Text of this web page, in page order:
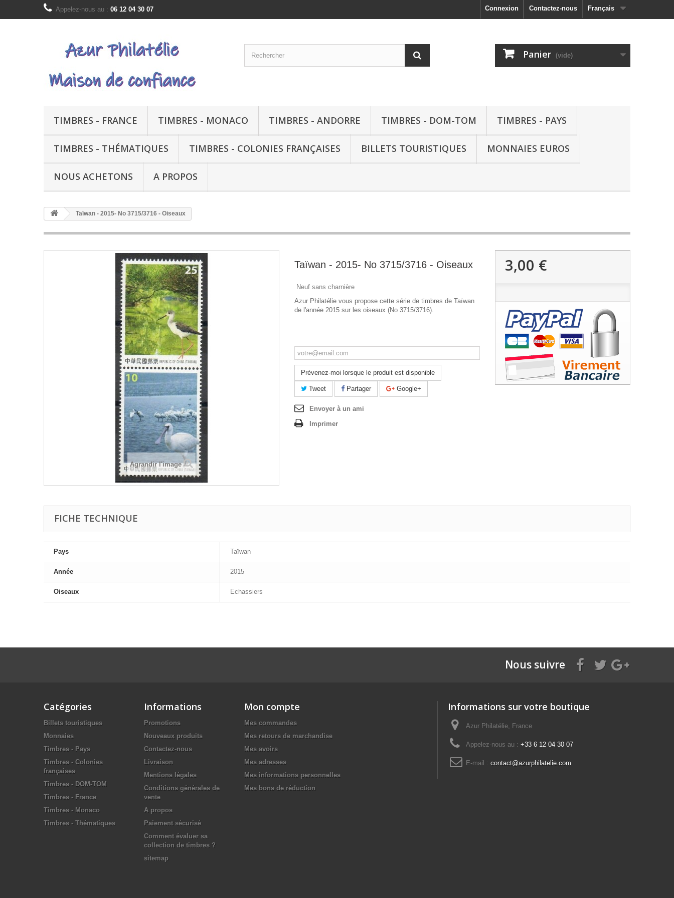
Français
Contactez-nous
Appelez-nous au : 06 12 04 30 07 Connexion
Panier (vide)
TIMBRES - FRANCE TIMBRES - MONACO TIMBRES - ANDORRE TIMBRES - DOM-TOM TIMBRES - PAYS
TIMBRES - THÉMATIQUES TIMBRES - COLONIES FRANÇAISES BILLETS TOURISTIQUES MONNAIES EUROS
NOUS ACHETONS A PROPOS
Taïwan - 2015- No 3715/3716 - Oiseaux
Agrandir l'image
Taïwan - 2015- No 3715/3716 - Oiseaux
Neuf sans charnière
Azur Philatélie vous propose cette série de timbres de Taïwan
de l'année 2015 sur les oiseaux (No 3715/3716).
Prévenez-moi lorsque le produit est disponible
Tweet Partager Google+
Envoyer à un ami
Imprimer
3,00 €
FICHE TECHNIQUE
Pays Taïwan
Année 2015
Oiseaux Echassiers
Nous suivre
Catégories
Billets touristiques
Monnaies
Timbres - Pays
Timbres - Colonies
françaises
Timbres - DOM-TOM
Timbres - France
Timbres - Monaco
Timbres - Thématiques
Informations
Promotions
Nouveaux produits
Contactez-nous
Livraison
Mentions légales
Conditions générales de
vente
A propos
Paiement sécurisé
Comment évaluer sa
collection de timbres ?
sitemap
Mon compte
Mes commandes
Mes retours de marchandise
Mes avoirs
Mes adresses
Mes informations personnelles
Mes bons de réduction
Informations sur votre boutique
Azur Philatélie, France
Appelez-nous au : +33 6 12 04 30 07
E-mail : contact@azurphilatelie.com